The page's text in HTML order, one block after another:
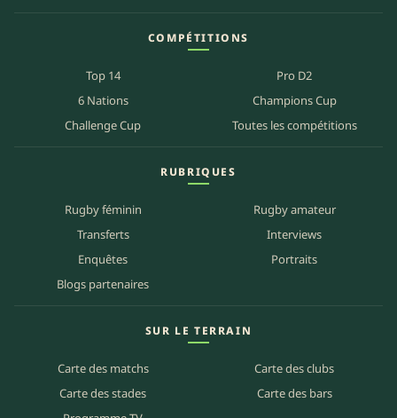
COMPÉTITIONS
Top 14
Pro D2
6 Nations
Champions Cup
Challenge Cup
Toutes les compétitions
RUBRIQUES
Rugby féminin
Rugby amateur
Transferts
Interviews
Enquêtes
Portraits
Blogs partenaires
SUR LE TERRAIN
Carte des matchs
Carte des clubs
Carte des stades
Carte des bars